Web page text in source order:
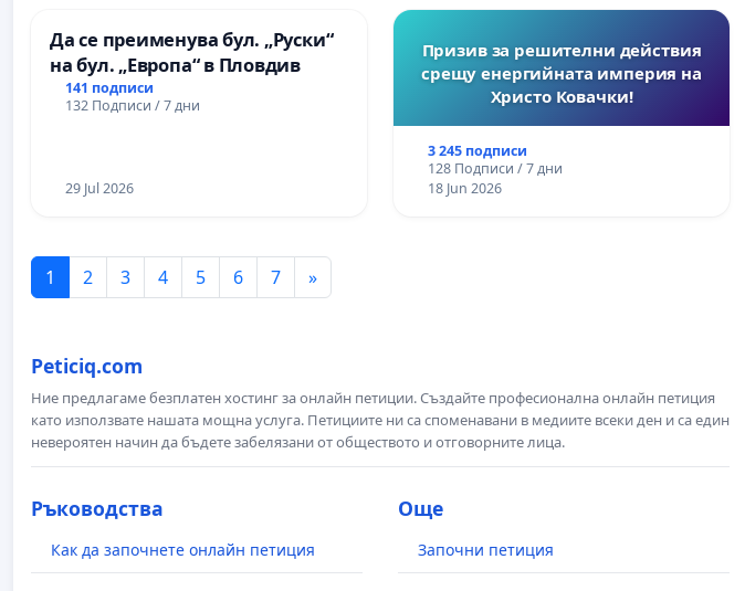
Да се преименува бул. „Руски“
на бул. „Европа“ в Пловдив
141 подписи
132 Подписи / 7 дни
29 Jul 2026
Призив за решителни действия
срещу енергийната империя на
Христо Ковачки!
3 245 подписи
128 Подписи / 7 дни
18 Jun 2026
1 2 3 4 5 6 7 »
Peticiq.com
Ние предлагаме безплатен хостинг за онлайн петиции. Създайте професионална онлайн петиция
като използвате нашата мощна услуга. Петициите ни са споменавани в медиите всеки ден и са един
невероятен начин да бъдете забелязани от обществото и отговорните лица.
Ръководства
Как да започнете онлайн петиция
Още
Започни петиция